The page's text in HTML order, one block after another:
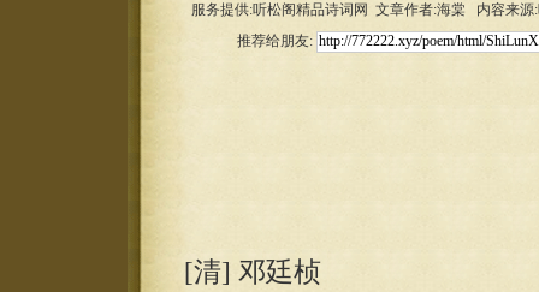
服务提供:听松阁精品诗词网 文章作者:海棠 内容来
推荐给朋友:
[清] 邓廷桢